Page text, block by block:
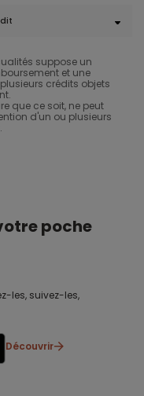
suppose un
et une
crédits objets
que ce soit, ne peut
d'un ou plusieurs
poche
les, suivez-les,
Découvrir